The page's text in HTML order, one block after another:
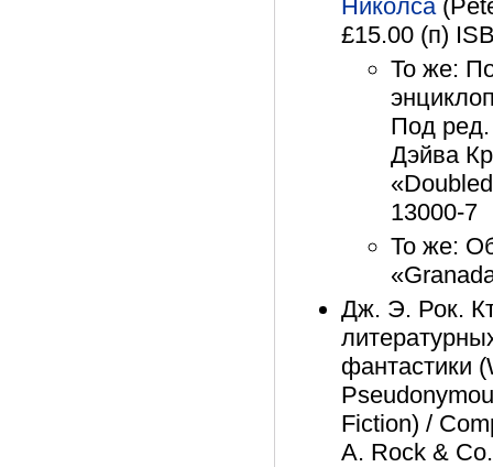
Николса
£15.00 (п)
То же:
Под
Дэйва
13000-7
То же:
Дж. Э. Рок.
фантастики
Fiction) /
A. Rock &